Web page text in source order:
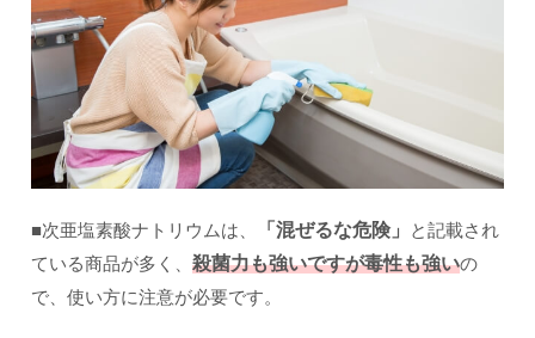
■次亜塩素酸ナトリウムは、 「混ぜるな危険」
と記載され
ている商品が多く、 殺菌力も強いですが毒性も強いの
で、使い方に注意が必要です。